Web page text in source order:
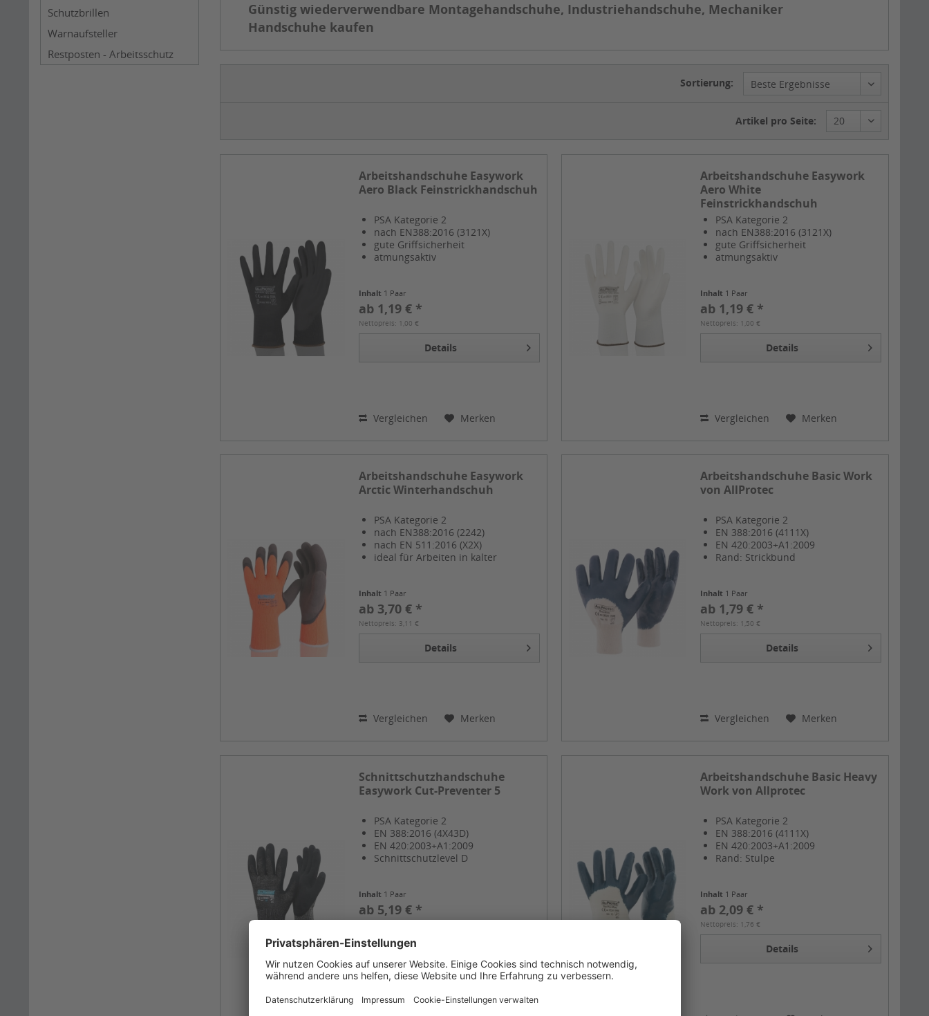
Schutzbrillen
Warnaufsteller
Restposten - Arbeitsschutz
Günstig wiederverwendbare Montagehandschuhe, Industriehandschuhe, Mechaniker
Handschuhe kaufen
Sortierung:
Artikel pro Seite:
Arbeitshandschuhe Easywork
Aero Black Feinstrickhandschuh
PSA Kategorie 2
nach EN388:2016 (3121X)
gute Griffsicherheit
atmungsaktiv
Inhalt 1 Paar
ab 1,19 € *
Nettopreis: 1,00 €
Details
Vergleichen Merken
Arbeitshandschuhe Easywork
Aero White
Feinstrickhandschuh
PSA Kategorie 2
nach EN388:2016 (3121X)
gute Griffsicherheit
atmungsaktiv
Inhalt 1 Paar
ab 1,19 € *
Nettopreis: 1,00 €
Details
Vergleichen Merken
Arbeitshandschuhe Easywork
Arctic Winterhandschuh
PSA Kategorie 2
nach EN388:2016 (2242)
nach EN 511:2016 (X2X)
ideal für Arbeiten in kalter
Inhalt 1 Paar
ab 3,70 € *
Nettopreis: 3,11 €
Details
Vergleichen Merken
Arbeitshandschuhe Basic Work
von AllProtec
PSA Kategorie 2
EN 388:2016 (4111X)
EN 420:2003+A1:2009
Rand: Strickbund
Inhalt 1 Paar
ab 1,79 € *
Nettopreis: 1,50 €
Details
Vergleichen Merken
Schnittschutzhandschuhe
Easywork Cut-Preventer 5
PSA Kategorie 2
EN 388:2016 (4X43D)
EN 420:2003+A1:2009
Schnittschutzlevel D
Inhalt 1 Paar
ab 5,19 € *
Arbeitshandschuhe Basic Heavy
Work von Allprotec
PSA Kategorie 2
EN 388:2016 (4111X)
EN 420:2003+A1:2009
Rand: Stulpe
Inhalt 1 Paar
ab 2,09 € *
Nettopreis: 1,76 €
Details